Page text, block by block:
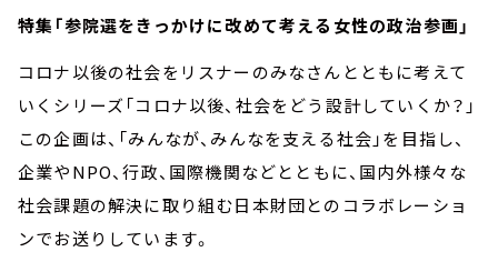
会社情報
特集「参院選をきっかけに改めて考える女性の政治参画」
コロナ以後の社会をリスナーのみなさんとともに考えて
いくシリーズ「コロナ以後、社会をどう設計していくか？」
この企画は、「みんなが、みんなを支える社会」を目指し、
企業やNPO、行政、国際機関などとともに、国内外様々な
社会課題の解決に取り組む日本財団とのコラボレーショ
ンでお送りしています。